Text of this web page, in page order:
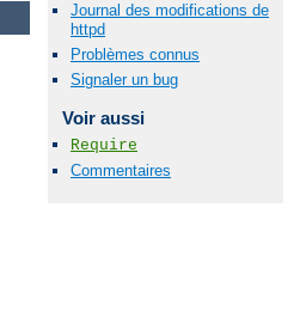
Journal des modifications de
httpd
Problèmes connus
Signaler un bug
Voir aussi
Require
Commentaires